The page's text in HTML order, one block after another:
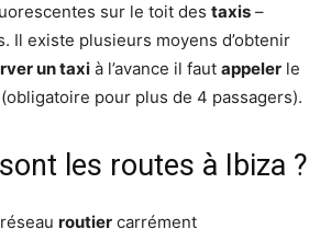
sur le toit des taxis –
Il existe plusieurs moyens d’obtenir
un taxi à l’avance il faut appeler le
pour plus de 4 passagers).
les routes à Ibiza ?
routier carrément